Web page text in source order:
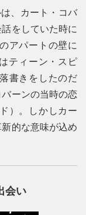
、カート・コバ
をしていた時に
アパートの壁に
ティーン・スピ
書きをしたのだ
ーンの当時の恋
）。しかしカー
的な意味が込め
会い